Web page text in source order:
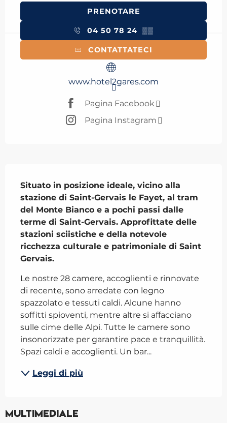
PRENOTARE
04 50 78 24 ▒▒
CONTATTATECI
www.hotel2gares.com
Pagina Facebook
Pagina Instagram
Situato in posizione ideale, vicino alla
stazione di Saint-Gervais le Fayet, al tram
del Monte Bianco e a pochi passi dalle
terme di Saint-Gervais. Approfittate delle
stazioni sciistiche e della notevole
ricchezza culturale e patrimoniale di Saint
Gervais.
Le nostre 28 camere, accoglienti e rinnovate
di recente, sono arredate con legno
spazzolato e tessuti caldi. Alcune hanno
soffitti spioventi, mentre altre si affacciano
sulle cime delle Alpi. Tutte le camere sono
insonorizzate per garantire pace e tranquillità.
Spazi caldi e accoglienti. Un bar...
Leggi di più
Multimediale